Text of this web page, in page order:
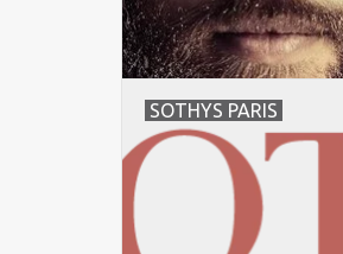
SOTHYS PARIS